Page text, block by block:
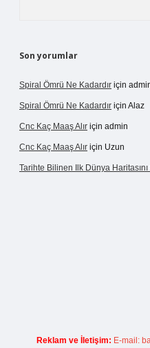
Son yorumlar
Spiral Ömrü Ne Kadardır için
Spiral Ömrü Ne Kadardır için Alaz
Cnc Kaç Maaş Alır için admin
Cnc Kaç Maaş Alır için Uzun
Tarihte Bilinen Ilk Dünya
Reklam ve İletişim: E-mail: